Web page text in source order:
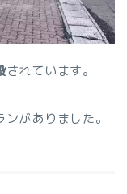
されています。
がありました。